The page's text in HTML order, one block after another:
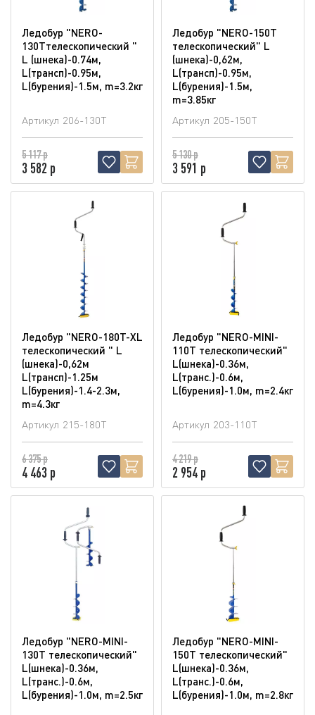
Ледобур "NERO-
130Tтелескопический "
L (шнека)-0.74м,
L(трансп)-0.95м,
L(бурения)-1.5м, m=3.2кг
Артикул 206-130T
5 117 р
3 582 р
Ледобур "NERO-150T
телескопический" L
(шнека)-0,62м,
L(трансп)-0.95м,
L(бурения)-1.5м,
m=3.85кг
Артикул 205-150T
5 130 р
3 591 р
Ледобур "NERO-180T-XL
телескопический " L
(шнека)-0,62м
L(трансп)-1.25м
L(бурения)-1.4-2.3м,
m=4.3кг
Артикул 215-180T
6 375 р
4 463 р
Ледобур "NERO-MINI-
110T телескопический"
L(шнека)-0.36м,
L(транс.)-0.6м,
L(бурения)-1.0м, m=2.4кг
Артикул 203-110T
4 219 р
2 954 р
Ледобур "NERO-MINI-
130T телескопический"
L(шнека)-0.36м,
L(транс.)-0.6м,
L(бурения)-1.0м, m=2.5кг
Ледобур "NERO-MINI-
150T телескопический"
L(шнека)-0.36м,
L(транс.)-0.6м,
L(бурения)-1.0м, m=2.8кг